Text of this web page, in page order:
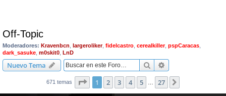
Off-Topic
Moderadores: Kravenbcn largeroliker, fidelcastro cerealkiller, pspCaracas
dark_sasuke m0skit0 LnD
Nuevo Tema Buscar
671 temas Página de 27
1 2 3 4 5 27